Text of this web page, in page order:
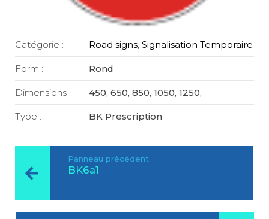
Catégorie : Road signs,Signalisation Temporaire
Form : Rond
Dimensions : 450, 650, 850, 1050, 1250,
Type : BK Prescription
Panneau précédent
BK6a1